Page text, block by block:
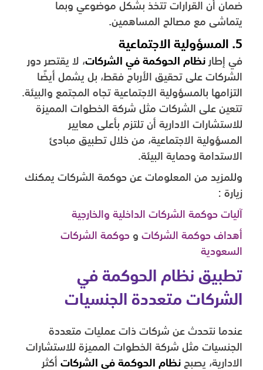
ضمان أن القرارات تتخذ بشكل موضوعي وبما
يتماشى مع مصالح المساهمين.
5. المسؤولية الاجتماعية
في إطار نظام الحوكمة في الشركات، لا يقتصر دور
الشركات على تحقيق الأرباح فقط، بل يشمل أيضًا
التزامها بالمسؤولية الاجتماعية تجاه المجتمع والبيئة.
تتعين على الشركات مثل شركة الخطوات المميزة
للاستشارات الادارية أن تلتزم بأعلى معايير
المسؤولية الاجتماعية، من خلال تطبيق مبادئ
الاستدامة وحماية البيئة.
وللمزيد من المعلومات عن حوكمة الشركات يمكنك
زيارة :
آليات حوكمة الشركات الداخلية والخارجية
أهداف حوكمة الشركات و حوكمة الشركات
السعودية
تطبيق نظام الحوكمة في
الشركات متعددة الجنسيات
عندما نتحدث عن شركات ذات عمليات متعددة
الجنسيات مثل شركة الخطوات المميزة للاستشارات
الادارية، يصبح نظام الحوكمة في الشركات أكثر